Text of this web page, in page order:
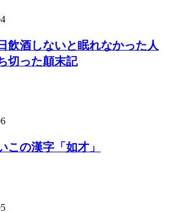
飲酒しないと眠れなかった人
切った顛末記
この漢字「如才」